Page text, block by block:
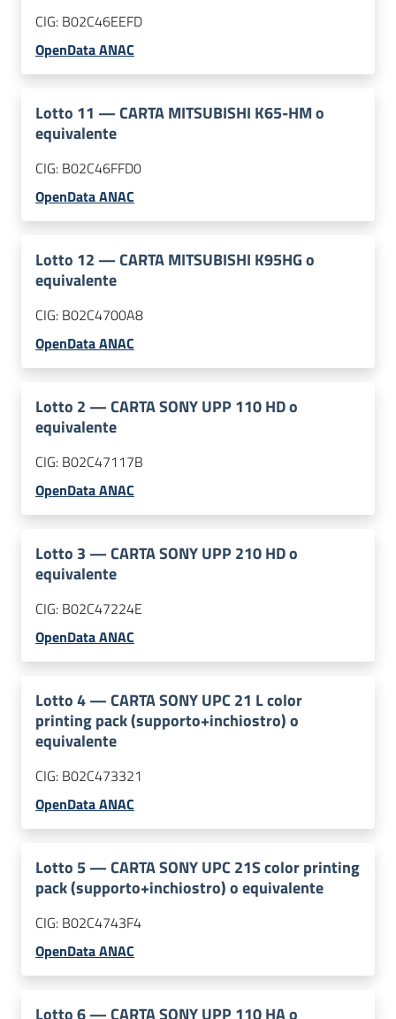
CIG: B02C46EEFD
OpenData ANAC
Lotto 11 —CARTA MITSUBISHI K65-HM o
equivalente
CIG: B02C46FFD0
OpenData ANAC
Lotto 12 —CARTA MITSUBISHI K95HG o
equivalente
CIG: B02C4700A8
OpenData ANAC
Lotto 2 —CARTA SONY UPP 110 HD o
equivalente
CIG: B02C47117B
OpenData ANAC
Lotto 3 —CARTA SONY UPP 210 HD o
equivalente
CIG: B02C47224E
OpenData ANAC
Lotto4—CARTA SONY UPC 21 L color
printing pack (supporto+inchiostro) o
equivalente
CIG: B02C473321
OpenData ANAC
Lotto 5—CARTA SONY UPC 21S color printing
pack (supporto+inchiostro) o equivalente
CIG: B02C4743F4
OpenData ANAC